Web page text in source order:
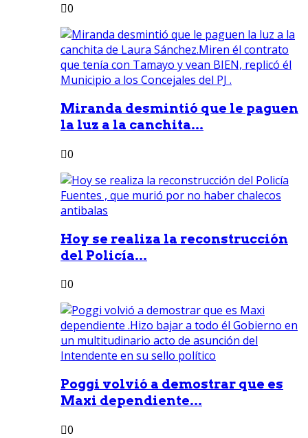
0
Miranda desmintió que le paguen
la luz a la canchita...
0
Hoy se realiza la reconstrucción
del Policía...
0
Poggi volvió a demostrar que es
Maxi dependiente...
0